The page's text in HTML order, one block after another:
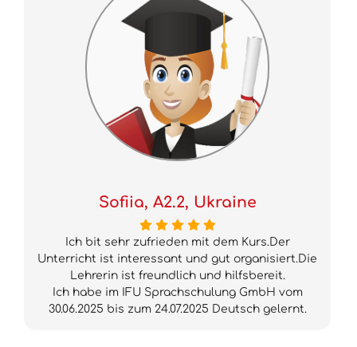
Sofiia, A2.2, Ukraine
Ich bit sehr zufrieden mit dem Kurs.Der
Unterricht ist interessant und gut organisiert.Die
Lehrerin ist freundlich und hilfsbereit.
Ich habe im IFU Sprachschulung GmbH vom
30.06.2025 bis zum 24.07.2025 Deutsch gelernt.